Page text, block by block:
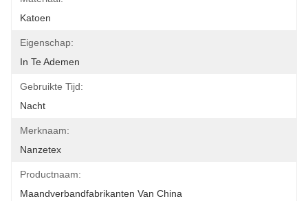
Katoen
Eigenschap:
In Te Ademen
Gebruikte Tijd:
Nacht
Merknaam:
Nanzetex
Productnaam:
Maandverbandfabrikanten Van China